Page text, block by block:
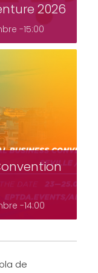
2026
-15:00
-14:00
de